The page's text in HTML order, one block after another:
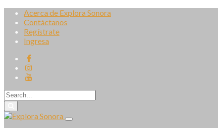
Acerca de Explora Sonora
Contáctanos
Regístrate
Ingresa